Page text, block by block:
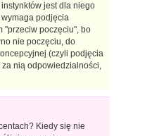
jest dla niego
podjęcia
"przeciw poczęciu", bo
nie poczęciu, do
(czyli podjęcia
za nią odpowiedzialności,
Kiedy się nie